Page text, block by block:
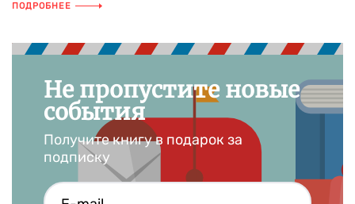
ПОДРОБНЕЕ
Не пропустите новые
события
Получите книгу в подарок за
подписку